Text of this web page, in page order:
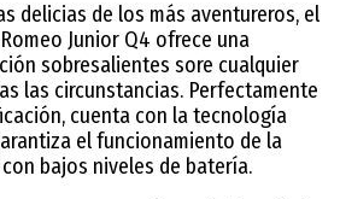
delicias de los más aventureros, el
Junior Q4 ofrece una
sobresalientes sore cualquier
las circunstancias. Perfectamente
cuenta con la tecnología
el funcionamiento de la
bajos niveles de batería.